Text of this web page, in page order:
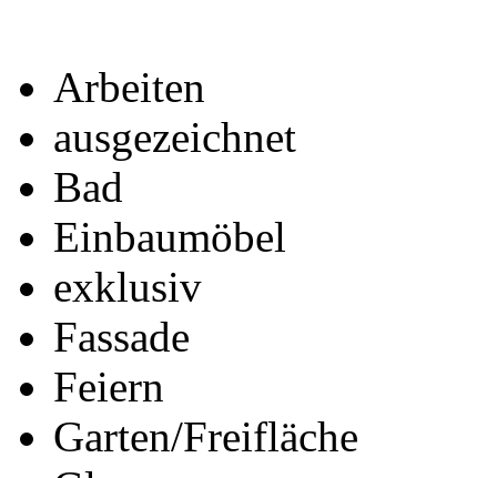
Arbeiten
ausgezeichnet
Bad
Einbaumöbel
exklusiv
Fassade
Feiern
Garten/Freifläche